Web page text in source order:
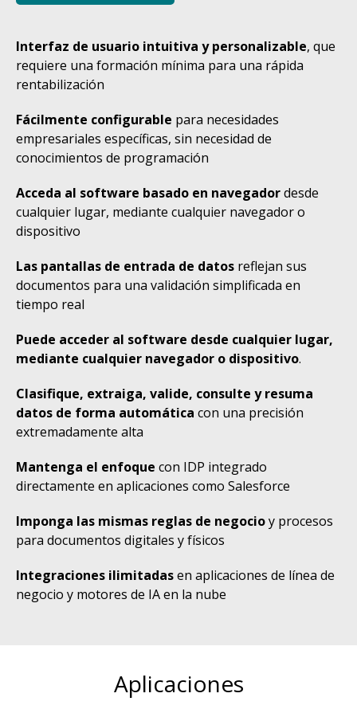
Interfaz de usuario intuitiva y personalizable, que
requiere una formación mínima para una rápida
rentabilización
Fácilmente configurable para necesidades
empresariales específicas, sin necesidad de
conocimientos de programación
Acceda al software basado en navegadordesde
cualquier lugar, mediante cualquier navegador o
dispositivo
Las pantallas de entrada de datos reflejan sus
documentos para una validación simplificada en
tiempo real
Puede acceder al software desde cualquier lugar,
mediante cualquier navegador o dispositivo.
Clasifique, extraiga, valide, consulte y resuma
datos de forma automática con una precisión
extremadamente alta
Mantenga el enfoque con IDP integrado
directamente en aplicaciones como Salesforce
Imponga las mismas reglas de negocioy procesos
para documentos digitales y físicos
Integraciones ilimitadasen aplicaciones de línea de
negocio y motores de IA en la nube
Aplicaciones